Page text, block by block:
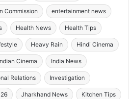
Commission entertainment news
Health News Health Tips
Heavy Rain Hindi Cinema
Cinema India News
Relations Investigation
Jharkhand News Kitchen Tips